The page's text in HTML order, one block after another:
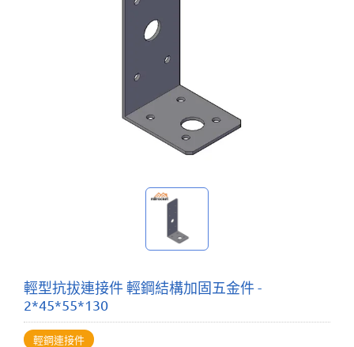
輕型抗拔連接件 輕鋼結構加固五金件 -
2*45*55*130
輕鋼連接件